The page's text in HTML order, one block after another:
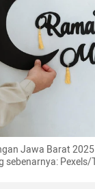
Jawa Barat
sebenarnya: